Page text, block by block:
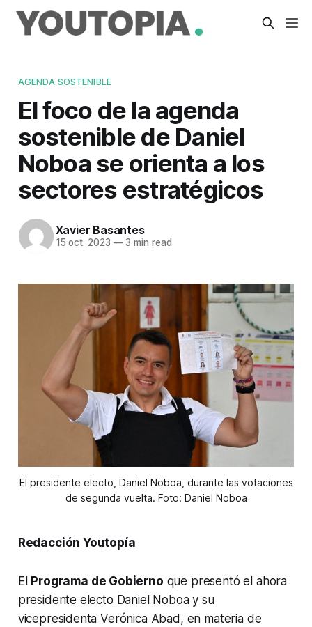
AGENDA SOSTENIBLE
El foco de la agenda
sostenible de Daniel
Noboa se orienta a los
sectores estratégicos
Xavier Basantes
15 oct. 2023 —3 min read
El presidente electo, Daniel Noboa, durante las votaciones
de segunda vuelta. Foto: Daniel Noboa
Redacción Youtopía
El Programa de Gobierno que presentó el ahora
presidente electo Daniel Noboa y su
vicepresidenta Verónica Abad, en materia de